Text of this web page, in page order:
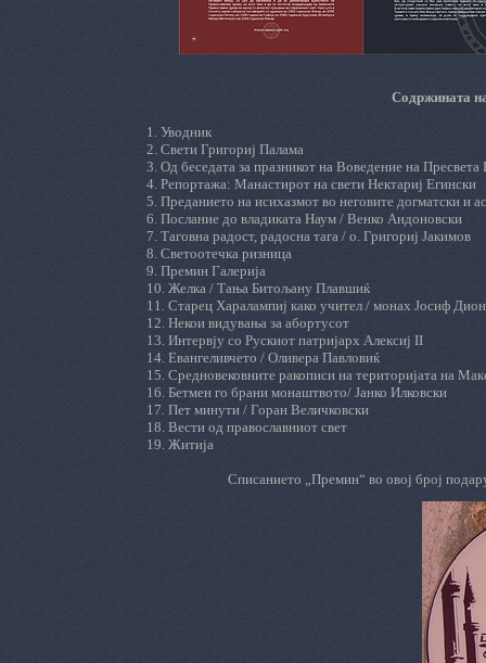
Содржината
1. Уводник
2. Свети Григориј Палама
3. Од беседата за празникот на Воведение на
4. Репортажа: Манастирот на свети Нектариј Егински
5. Преданието на исихазмот во неговите догматски и
6. Послание до владиката Наум / Венко Андоновски
7. Таговна радост, радосна тага / о. Григориј Јакимов
8. Светоотечка ризница
9. Премин Галерија
10. Желка / Тања Битољану Плавшиќ
11. Старец Харалампиј како учител / монах Јосиф
12. Некои видувања за абортусот
13. Интервју со Рускиот патријарх Алексиј II
14. Евангеливчето / Оливера Павловиќ
15. Средновековните ракописи на територијата на
16. Бетмен го брани монаштвото/ Јанко Илковски
17. Пет минути / Горан Величковски
18. Вести од православниот свет
19. Житија
Списанието „Премин“ во овој број